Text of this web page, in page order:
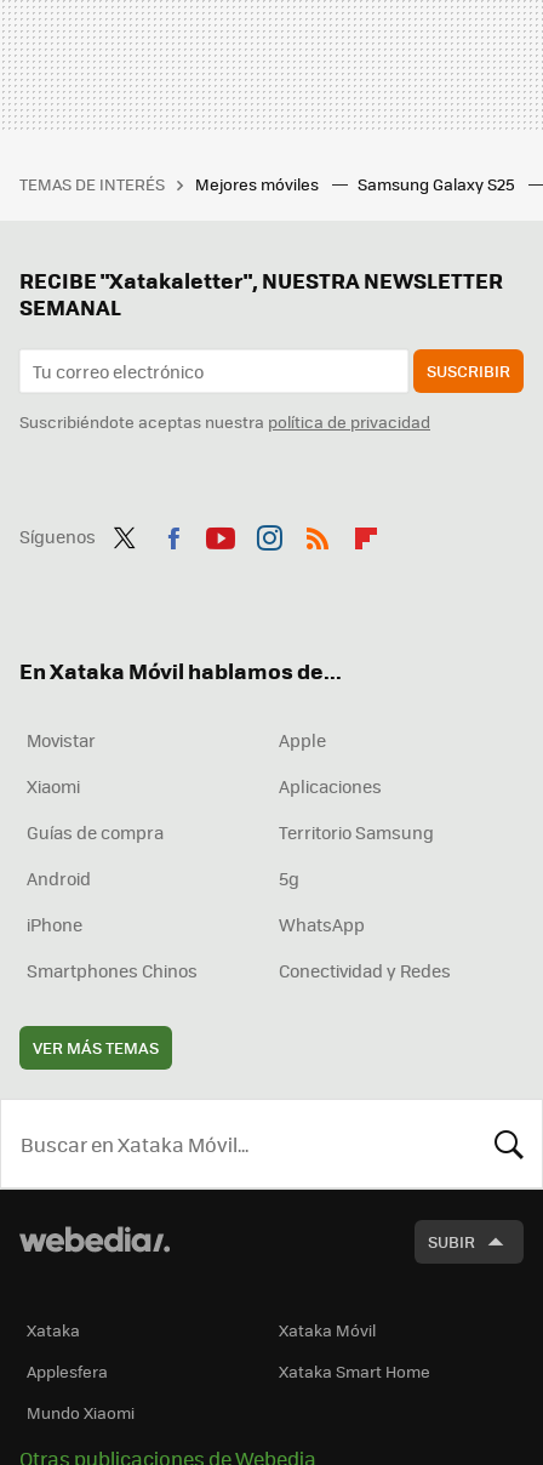
TEMAS DE INTERÉS Mejores móviles Samsung Galaxy S25
RECIBE "Xatakaletter", NUESTRA NEWSLETTER
SEMANAL
SUSCRIBIR
Suscribiéndote aceptas nuestra política de privacidad
Síguenos
En Xataka Móvil hablamos de...
Movistar
Apple
Xiaomi
Aplicaciones
Guías de compra
Territorio Samsung
Android
5g
iPhone
WhatsApp
Smartphones Chinos
Conectividad y Redes
VER MÁS TEMAS
SUBIR
Xataka
Xataka Móvil
Applesfera
Xataka Smart Home
Mundo Xiaomi
Otras publicaciones de Webedia